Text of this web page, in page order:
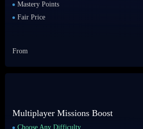
Mastery Points
Fair Price
From
Multiplayer Missions Boost
Choose Any Difficulty